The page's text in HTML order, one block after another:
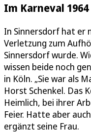
Im Karneval
In Sinnersdorf hat er
Verletzung zum
Sinnersdorf wurde.
wissen beide noch
in Köln. „Sie war als
Horst Schenkel. Das
Heimlich, bei ihrer
Feier. Hatte aber
ergänzt seine Frau.